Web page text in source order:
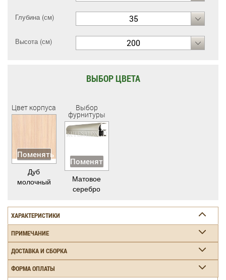
Глубина (см) 35
Высота (см) 200
ВЫБОР ЦВЕТА
Цвет корпуса
Поменять
Дуб
молочный
Выбор
фурнитуры
Поменять
Матовое
серебро
ХАРАКТЕРИСТИКИ
ПРИМЕЧАНИЕ
ДОСТАВКА И СБОРКА
ФОРМА ОПЛАТЫ